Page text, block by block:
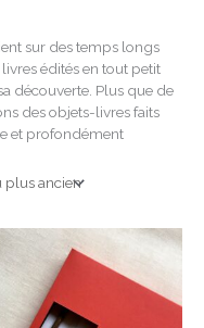
sur des temps longs
livres édités en tout petit
découverte. Plus que de
des objets-livres faits
et profondément